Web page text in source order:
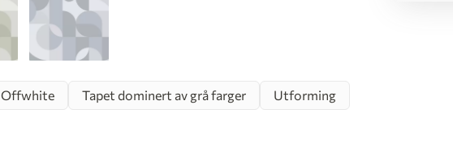
Offwhite Tapet dominert av grå farger
Utforming